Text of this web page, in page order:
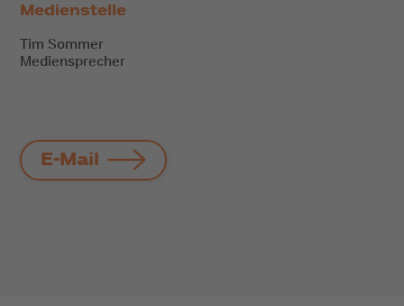
Medienstelle
Tim Sommer
Mediensprecher
E-Mail